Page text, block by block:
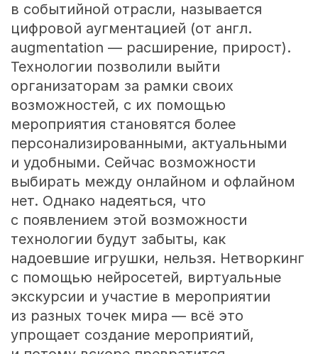
в событийной отрасли, называется
цифровой аугментацией (от англ.
augmentation — расширение, прирост).
Технологии позволили выйти
организаторам за рамки своих
возможностей, с их помощью
мероприятия становятся более
персонализированными, актуальными
и удобными. Сейчас возможности
выбирать между онлайном и офлайном
нет. Однако надеяться, что
с появлением этой возможности
технологии будут забыты, как
надоевшие игрушки, нельзя. Нетворкинг
с помощью нейросетей, виртуальные
экскурсии и участие в мероприятии
из разных точек мира — всё это
упрощает создание мероприятий,